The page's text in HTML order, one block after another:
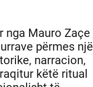
nga Mauro Zaçe
përmes një
narracion,
këtë ritual